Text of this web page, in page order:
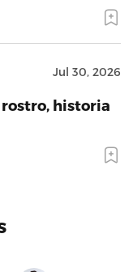
Jul 30, 2026
historia